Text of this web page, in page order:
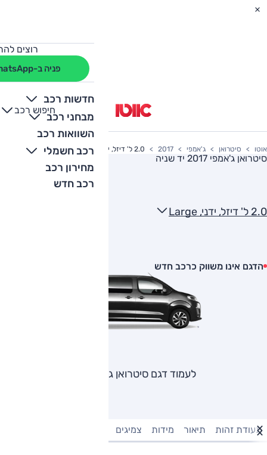
רוצים
פניה ב-WhatsApp
חדשות רכב
מבחני רכב
השוואות רכב
רכב חשמלי
מחירון רכב
רכב חדש
חיפוש רכב
+
-
אוטו סיטרואן ג'אמפי 2017 2.0 ל' דיזל, ידני, Large
סיטרואן ג'אמפי 2017 יד שניה
2.0 ל' דיזל, ידני, Large
הדגם אינו משווק כרכב חדש
לעמוד דגם סיטרואן ג'אמפי
תעודת זהות תיאור מידות צמיגים